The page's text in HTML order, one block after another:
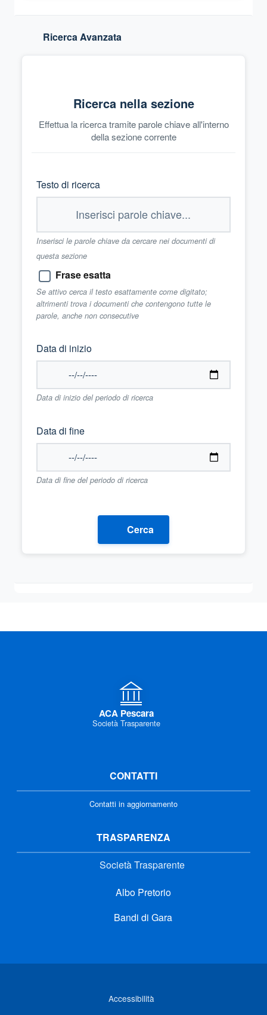
Ricerca Avanzata
Ricerca nella sezione
Effettua la ricerca tramite parole chiave all'interno
della sezione corrente
Testo di ricerca
Inserisci le parole chiave da cercare nei documenti di
questa sezione
Frase esatta
Se attivo cerca il testo esattamente come digitato;
altrimenti trova i documenti che contengono tutte le
parole, anche non consecutive
Data di inizio
Data di inizio del periodo di ricerca
Data di fine
Data di fine del periodo di ricerca
Cerca
ACA Pescara
Società Trasparente
CONTATTI
Contatti in aggiornamento
TRASPARENZA
Società Trasparente
Albo Pretorio
Bandi di Gara
Accessibilità